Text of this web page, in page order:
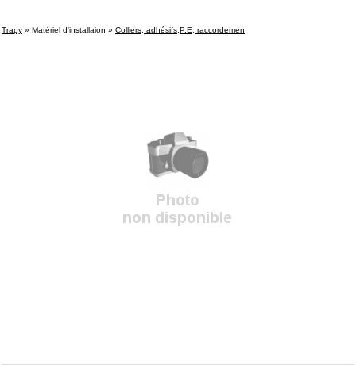
Trapy » Matériel d'installaion » Colliers, adhésifs,P.E, raccordemen